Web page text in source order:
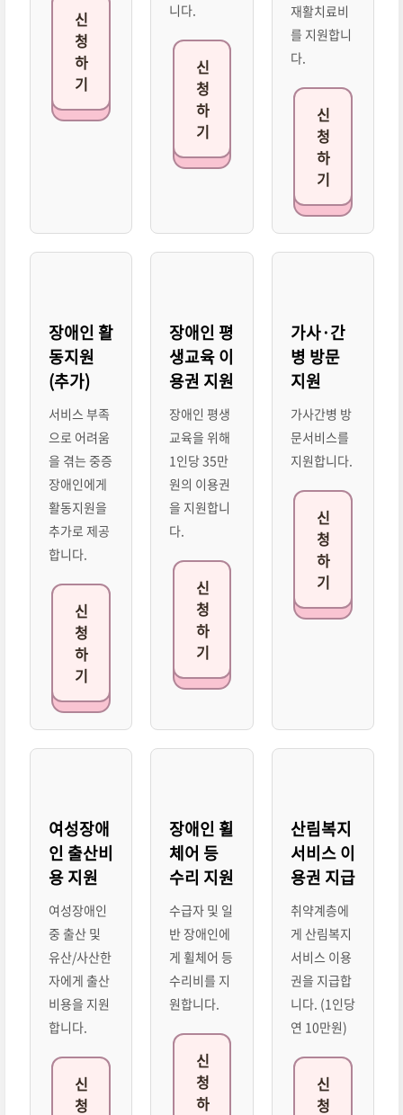
신
청
하
기
니다.
신
청
하
기
재활치료비
를 지원합니
다.
신
청
하
기
장애인 활
동지원
(추가)
서비스 부족
으로 어려움
을 겪는 중증
장애인에게
활동지원을
추가로 제공
합니다.
신
청
하
기
장애인 평
생교육 이
용권 지원
장애인 평생
교육을 위해
1인당 35만
원의 이용권
을 지원합니
다.
신
청
하
기
가사·간
병 방문
지원
가사간병 방
문서비스를
지원합니다.
신
청
하
기
여성장애
인 출산비
용 지원
여성장애인
중 출산 및
유산/사산한
자에게 출산
비용을 지원
합니다.
신
청
장애인 휠
체어 등
수리 지원
수급자 및 일
반 장애인에
게 휠체어 등
수리비를 지
원합니다.
신
청
하
산림복지
서비스 이
용권 지급
취약계층에
게 산림복지
서비스 이용
권을 지급합
니다. (1인당
연 10만원)
신
청